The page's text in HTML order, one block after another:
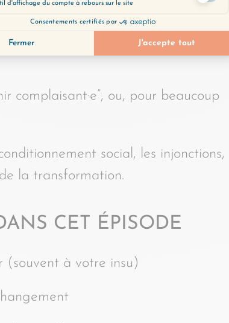
complaisant·e”, ou, pour beaucoup
social, les injonctions,
la transformation.
CET ÉPISODE
(souvent à votre insu)